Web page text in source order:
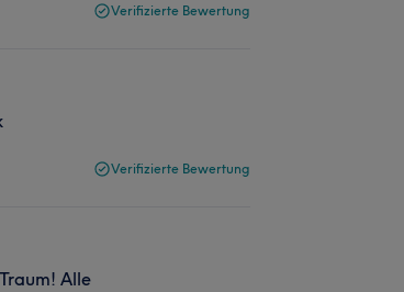
Verifizierte Bewertung
Verifizierte Bewertung
Alle